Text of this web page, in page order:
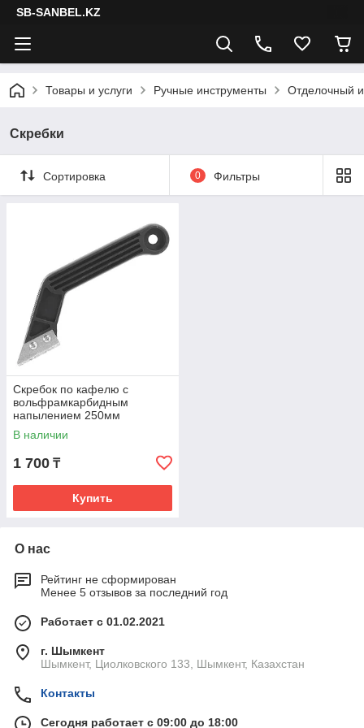
SB-SANBEL.KZ
Товары и услуги Ручные инструменты Отделочный
Скребки
Сортировка 0 Фильтры
Скребок по кафелю с
вольфрамкарбидным
напылением 250мм
РемоКолор 36-8-725
В наличии
1 700 ₸
Купить
О нас
Рейтинг не сформирован
Менее 5 отзывов за последний год
Работает с 01.02.2021
г. Шымкент
Шымкент, Циолковского 133, Шымкент, Казахстан
Контакты
Сегодня работает с 09:00 до 18:00